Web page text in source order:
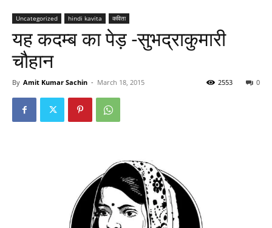
Uncategorized hindi kavita कविता
यह कदम्ब का पेड़ -सुभद्राकुमारी
चौहान
By Amit Kumar Sachin - March 18, 2015 0
2553